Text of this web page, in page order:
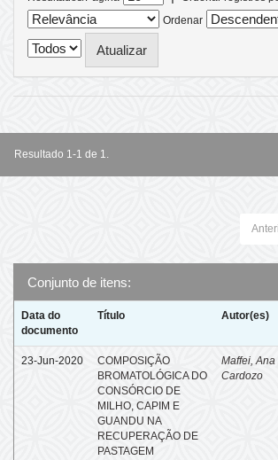
Ordenar
Resultado 1-1 de 1.
Conjunto de itens:
Data do
documento
Título Autor(es)
23-Jun-2020
COMPOSIÇÃO
BROMATOLÓGICA DO
CONSÓRCIO DE
MILHO, CAPIM E
GUANDU NA
RECUPERAÇÃO DE
PASTAGEM
Maffei, Ana
Cardozo